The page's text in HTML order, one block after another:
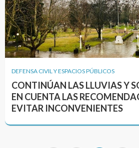
DEFENSA CIVIL Y ESPACIOS PÚBLICOS
CONTINÚAN LAS LLUVIAS Y
EN CUENTA LAS
EVITAR INCONVENIENTES